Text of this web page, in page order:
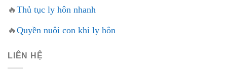
🔥Thủ tục ly hôn nhanh
🔥Quyền nuôi con khi ly hôn
LIÊN HỆ